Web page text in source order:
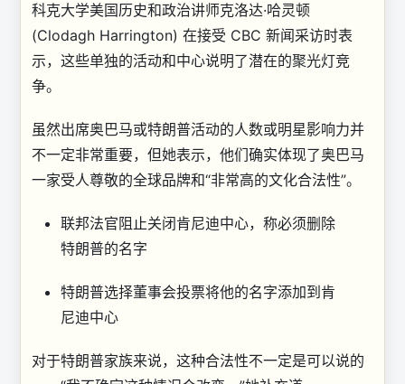
科克大学美国历史和政治讲师克洛达·哈灵顿
(Clodagh Harrington) 在接受 CBC 新闻采访时表
示，这些单独的活动和中心说明了潜在的聚光灯竞
争。
虽然出席奥巴马或特朗普活动的人数或明星影响力并
不一定非常重要，但她表示，他们确实体现了奥巴马
一家受人尊敬的全球品牌和“非常高的文化合法性”。
联邦法官阻止关闭肯尼迪中心，称必须删除
特朗普的名字
特朗普选择董事会投票将他的名字添加到肯
尼迪中心
对于特朗普家族来说，这种合法性不一定是可以说的